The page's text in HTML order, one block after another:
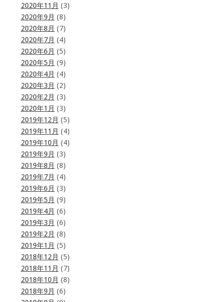
2020年11月 (3)
2020年9月 (8)
2020年8月 (7)
2020年7月 (4)
2020年6月 (5)
2020年5月 (9)
2020年4月 (4)
2020年3月 (2)
2020年2月 (3)
2020年1月 (3)
2019年12月 (5)
2019年11月 (4)
2019年10月 (4)
2019年9月 (3)
2019年8月 (8)
2019年7月 (4)
2019年6月 (3)
2019年5月 (9)
2019年4月 (6)
2019年3月 (6)
2019年2月 (8)
2019年1月 (5)
2018年12月 (5)
2018年11月 (7)
2018年10月 (8)
2018年9月 (6)